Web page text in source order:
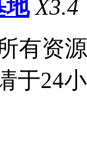
地 X3.4
有资
于24